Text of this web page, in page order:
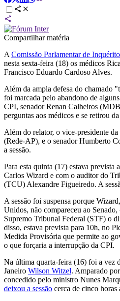
Compartilhar matéria
A Comissão Parlamentar de
nesta sexta-feira (18) os médicos
Francisco Eduardo Cardoso Alves.
Além da ampla defesa do chamado
foi marcada pelo abandono de
CPI, senador Renan Calheiros
perguntas aos médicos e se retirou da
Além do relator, o vice-presidente
(Rede-AP), e o senador Humberto
a sessão.
Para esta quinta (17) estava prevista
Carlos Wizard e com o auditor do
(TCU) Alexandre Figueiredo. A
A sessão foi suspensa porque
Unidos, não compareceu ao
Supremo Tribunal Federal (STF) o
disso, estava prevista para 10h, no
Medida Provisória que permite ao
o que forçaria a interrupção da CPI.
Na última quarta-feira (16) foi a vez
Janeiro Wilson Witzel. Amparado
concedido pelo ministro Nunes
deixou a sessão cerca de cinco horas